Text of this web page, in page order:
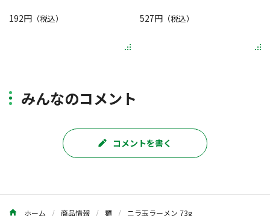
192円 （税込） 527円（税込）
みんなのコメント
コメントを書く
ホーム 商品情報 麺 ニラ玉ラーメン 73g